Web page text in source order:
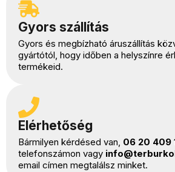
Gyors szállítás
Gyors és megbízható áruszállítás
gyártótól, hogy időben a helyszínre
termékeid.
Elérhetőség
Bármilyen kérdésed van, 06 20 409
telefonszámon vagy
email címen megtalálsz minket.